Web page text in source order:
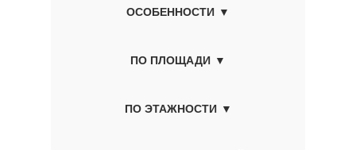
ОСОБЕННОСТИ
ПО ПЛОЩАДИ
ПО ЭТАЖНОСТИ